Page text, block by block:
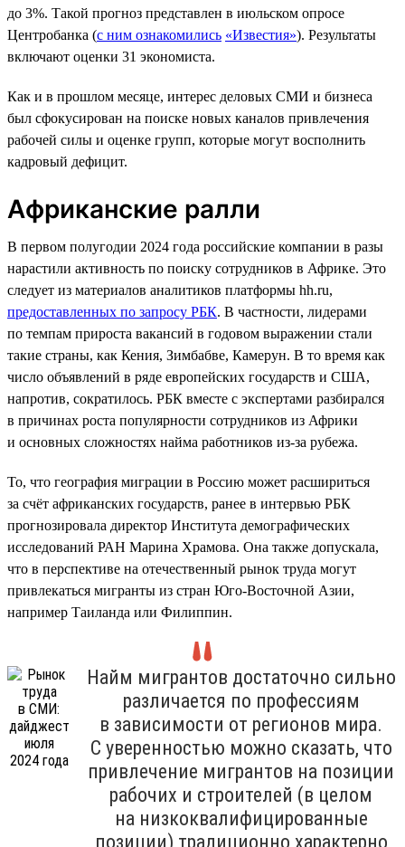
до 3%. Такой прогноз представлен в июльском опросе
Центробанка (с ним ознакомились «Известия»). Результаты
включают оценки 31 экономиста.
Как и в прошлом месяце, интерес деловых СМИ и бизнеса
был сфокусирован на поиске новых каналов привлечения
рабочей силы и оценке групп, которые могут восполнить
кадровый дефицит.
Африканские ралли
В первом полугодии 2024 года российские компании в разы
нарастили активность по поиску сотрудников в Африке. Это
следует из материалов аналитиков платформы hh.ru,
предоставленных по запросу РБК. В частности, лидерами
по темпам прироста вакансий в годовом выражении стали
такие страны, как Кения, Зимбабве, Камерун. В то время как
число объявлений в ряде европейских государств и США,
напротив, сократилось. РБК вместе с экспертами разбирался
в причинах роста популярности сотрудников из Африки
и основных сложностях найма работников из-за рубежа.
То, что география миграции в Россию может расшириться
за счёт африканских государств, ранее в интервью РБК
прогнозировала директор Института демографических
исследований РАН Марина Храмова. Она также допускала,
что в перспективе на отечественный рынок труда могут
привлекаться мигранты из стран Юго-Восточной Азии,
например Таиланда или Филиппин.
Найм мигрантов достаточно сильно
различается по профессиям
в зависимости от регионов мира.
С уверенностью можно сказать, что
привлечение мигрантов на позиции
рабочих и строителей (в целом
на низкоквалифицированные
позиции) традиционно характерно